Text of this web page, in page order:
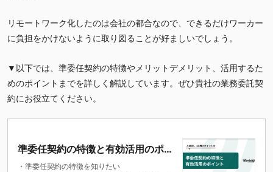
リモートワーク化したのは会社の都合なので、できるだけワーカー
に負担をかけないように取り図ることが好ましいでしょう。
▼以下では、準委任契約の特徴やメリットデメリット、活用するた
めのポイントまでを詳しく解説しています。ぜひ貴社の業務委託契
約にお役立てください。
準委任契約の特徴と有効活用のポイ
ント
・準委任契約の特徴を知りたい